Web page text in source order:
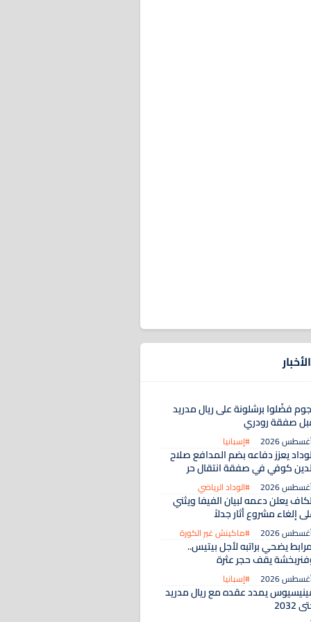
فضّلوا برشلونة على ريال مدريد
صفقة رودري
#إسبانيا
يعزز دفاعه بضم المدافع صلاح
كوفي في صفقة انتقال حر
#الوداد الرياضي
يعلن دعمه لبيان الفيفا ويثني
إلغاء مشروع أثار جدلاً
#ماكينش غير الكورة
يضحي براتبه لأجل بيتيس..
يقف حجر عثرة
#إسبانيا
يمدد عقده مع ريال مدريد
2032